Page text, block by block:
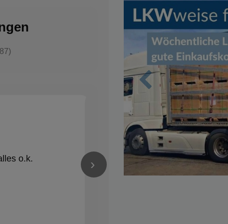
o.k.
Nico Schröder ✓
vor 1 Jahren
★★★★★
Alles Bestens! Gerne wieder
›
Zurück